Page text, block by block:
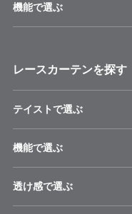
機能で選ぶ
レースカーテンを探す
テイストで選ぶ
機能で選ぶ
透け感で選ぶ